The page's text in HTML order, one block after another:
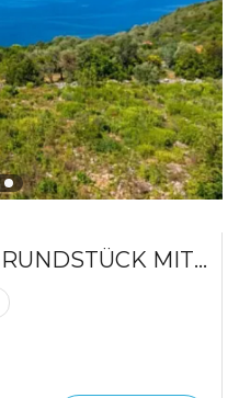
EXKLUSIVES BAUGRUNDSTÜCK MIT MEERBLICK IN KRIMOVICA – EINE ERSTKLASSIGE INVESTITION